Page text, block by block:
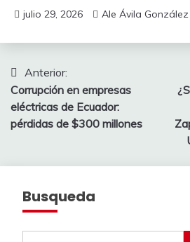
julio 29, 2026 Ale Ávila González
Navegación
de
entradas
Anterior:
Corrupción en empresas
eléctricas de Ecuador:
pérdidas de $300 millones
Busqueda